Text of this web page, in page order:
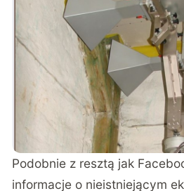
Podobnie z resztą jak
informacje o nieistniejącym